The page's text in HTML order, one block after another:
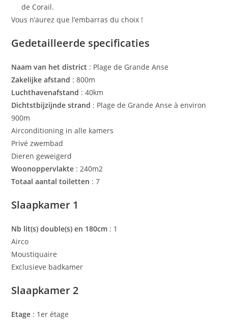
de Corail.
Vous n’aurez que l’embarras du choix !
Gedetailleerde specificaties
Naam van het district : Plage de Grande Anse
Zakelijke afstand : 800m
Luchthavenafstand : 40km
Dichtstbijzijnde strand : Plage de Grande Anse à environ
900m
Airconditioning in alle kamers
Privé zwembad
Dieren geweigerd
Woonoppervlakte : 240m2
Totaal aantal toiletten : 7
Slaapkamer 1
Nb lit(s) double(s) en 180cm : 1
Airco
Moustiquaire
Exclusieve badkamer
Slaapkamer 2
Etage : 1er étage